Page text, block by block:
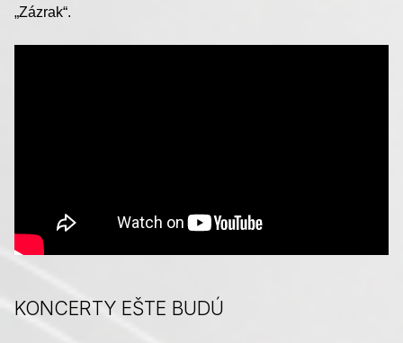
„Zázrak“.
KONCERTY EŠTE BUDÚ